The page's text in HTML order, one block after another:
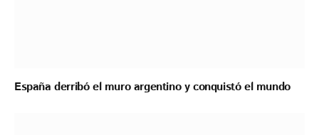
España derribó el muro argentino y conquistó el mundo